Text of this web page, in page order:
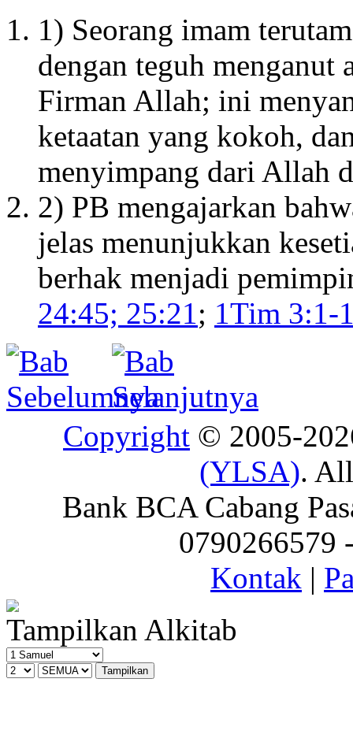
1) Seorang imam
dengan teguh menganut
Firman Allah; ini
ketaatan yang kokoh,
menyimpang dari Allah
2) PB mengajarkan
jelas menunjukkan
berhak menjadi
24:45; 25:21; 1Tim 3:1-
Copyright © 2005-
(YLSA).
Bank BCA Cabang
0790266579
Kontak |
Tampilkan Alkitab